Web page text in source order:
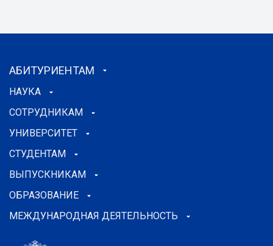
АБИТУРИЕНТАМ
НАУКА
СОТРУДНИКАМ
УНИВЕРСИТЕТ
СТУДЕНТАМ
ВЫПУСКНИКАМ
ОБРАЗОВАНИЕ
МЕЖДУНАРОДНАЯ ДЕЯТЕЛЬНОСТЬ